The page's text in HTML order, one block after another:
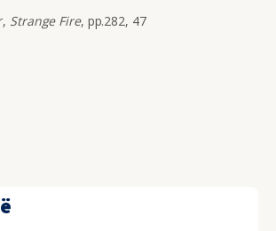
Strange Fire, pp.282, 47